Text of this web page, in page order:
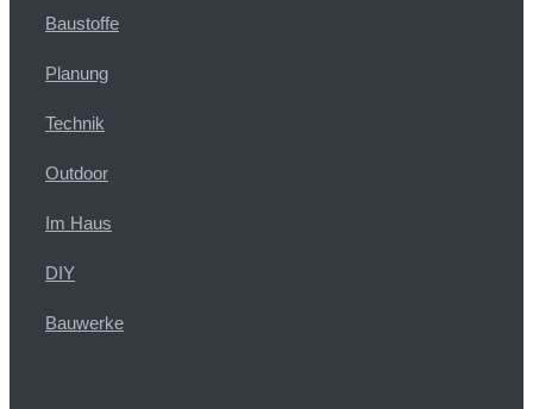
Baustoffe
Planung
Technik
Outdoor
Im Haus
DIY
Bauwerke